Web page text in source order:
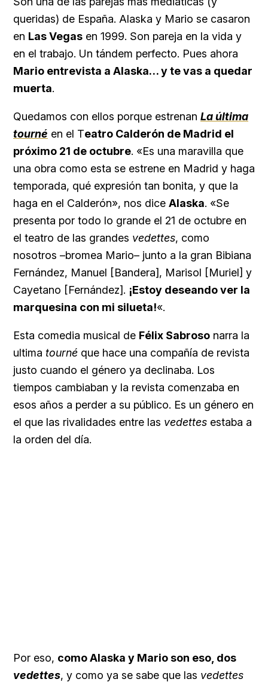
queridas) de España. Alaska y Mario se casaron
en Las Vegas en 1999. Son pareja en la vida y
en el trabajo. Un tándem perfecto. Pues ahora
Mario entrevista a Alaska… y te vas a quedar
muerta.
Quedamos con ellos porque estrenan La última
tourné en el Teatro Calderón de Madrid el
próximo 21 de octubre. «Es una maravilla que
una obra como esta se estrene en Madrid y haga
temporada, qué expresión tan bonita, y que la
haga en el Calderón», nos dice Alaska. «Se
presenta por todo lo grande el 21 de octubre en
el teatro de las grandes vedettes, como
nosotros –bromea Mario– junto a la gran Bibiana
Fernández, Manuel [Bandera], Marisol [Muriel] y
Cayetano [Fernández]. ¡Estoy deseando ver la
marquesina con mi silueta!«.
Esta comedia musical de Félix Sabroso narra la
ultima tourné que hace una compañía de revista
justo cuando el género ya declinaba. Los
tiempos cambiaban y la revista comenzaba en
esos años a perder a su público. Es un género en
el que las rivalidades entre las vedettes estaba a
la orden del día.
Por eso, como Alaska y Mario son eso, dos
vedettes, y como ya se sabe que las vedettes